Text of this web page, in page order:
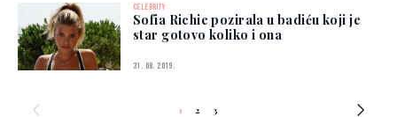
CELEBRITY
Sofia Richie pozirala u badiću koji je
star gotovo koliko i ona
31. 08. 2019.
1 2 3